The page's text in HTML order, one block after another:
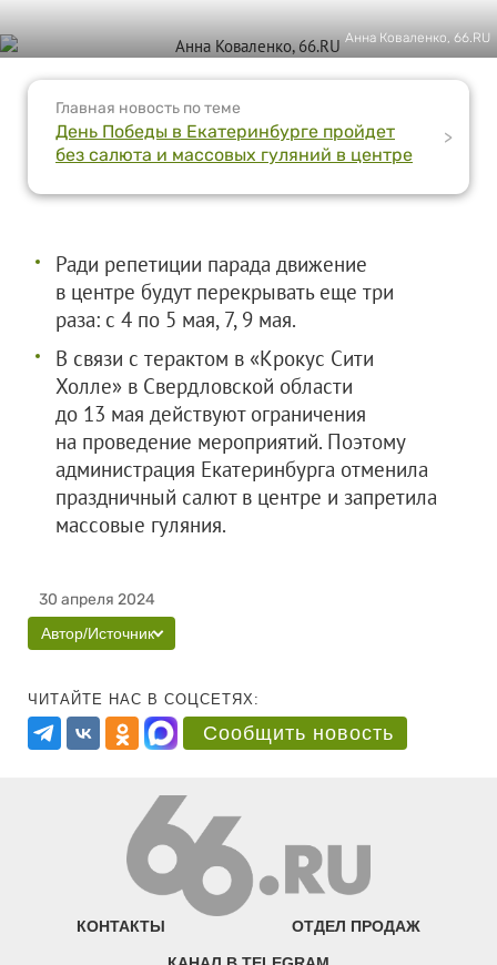
Анна Коваленко, 66.RU
Главная новость по теме
День Победы в Екатеринбурге пройдет
без салюта и массовых гуляний в центре
>
Ради репетиции парада движение
в центре будут перекрывать еще три
раза: с 4 по 5 мая, 7, 9 мая.
В связи с терактом в «Крокус Сити
Холле» в Свердловской области
до 13 мая действуют ограничения
на проведение мероприятий. Поэтому
администрация Екатеринбурга отменила
праздничный салют в центре и запретила
массовые гуляния.
30 апреля 2024
Автор/Источник
ЧИТАЙТЕ НАС В СОЦСЕТЯХ:
Сообщить новость
КОНТАКТЫ ОТДЕЛ ПРОДАЖ